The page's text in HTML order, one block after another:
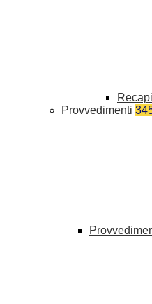
Provvedimenti